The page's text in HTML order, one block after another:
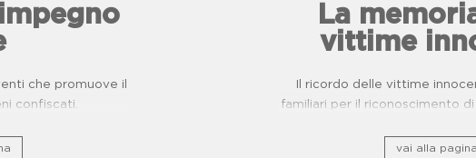
che promuove il
confiscati.
La
vittime
Il ricordo delle vittime
familiari per il riconoscimento
vai alla pagina